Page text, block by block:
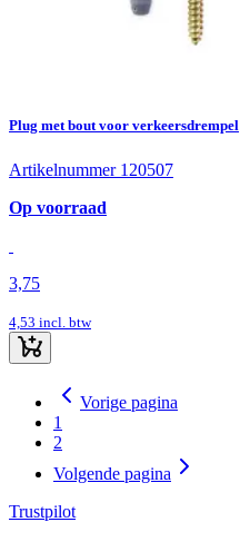
Plug met bout voor verkeersdrempel
Artikelnummer 120507
Op voorraad
3,75
4,53 incl. btw
Vorige pagina
1
2
Volgende pagina
Trustpilot